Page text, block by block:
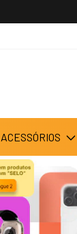
Clique e
ACESSÓRIOS